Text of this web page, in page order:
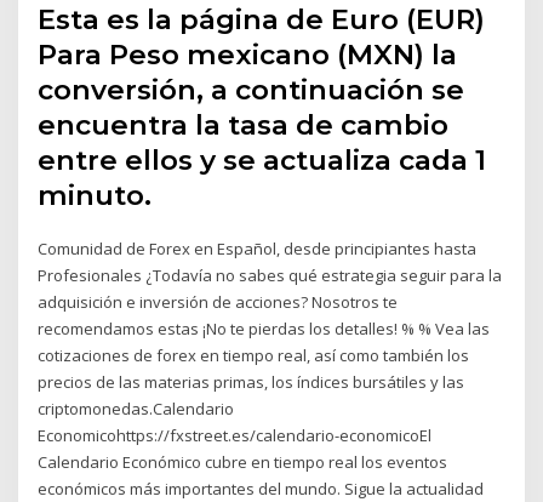
Esta es la página de Euro (EUR)
Para Peso mexicano (MXN) la
conversión, a continuación se
encuentra la tasa de cambio
entre ellos y se actualiza cada 1
minuto.
Comunidad de Forex en Español, desde principiantes hasta
Profesionales ¿Todavía no sabes qué estrategia seguir para la
adquisición e inversión de acciones? Nosotros te
recomendamos estas ¡No te pierdas los detalles! % % Vea las
cotizaciones de forex en tiempo real, así como también los
precios de las materias primas, los índices bursátiles y las
criptomonedas.Calendario
Economicohttps://fxstreet.es/calendario-economicoEl
Calendario Económico cubre en tiempo real los eventos
económicos más importantes del mundo. Sigue la actualidad